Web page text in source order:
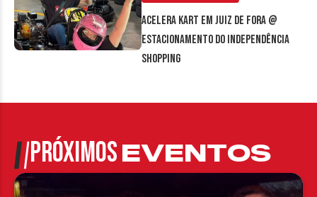
Acelera Kart em Juiz de Fora @
estacionamento do Independência
Shopping
PRÓXIMOSEVENTOS